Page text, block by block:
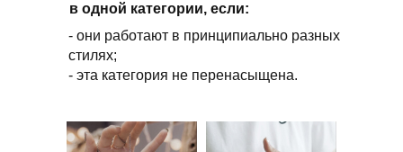
в одной категории, если:
- они работают в принципиально разных
стилях;
- эта категория не перенасыщена.